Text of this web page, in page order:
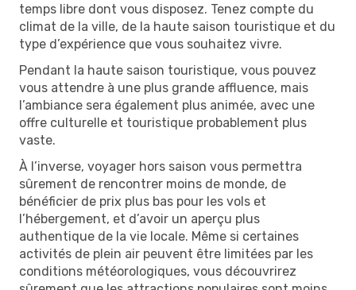
temps libre dont vous disposez. Tenez compte du
climat de la ville, de la haute saison touristique et du
type d’expérience que vous souhaitez vivre.
Pendant la haute saison touristique, vous pouvez
vous attendre à une plus grande affluence, mais
l’ambiance sera également plus animée, avec une
offre culturelle et touristique probablement plus
vaste.
À l’inverse, voyager hors saison vous permettra
sûrement de rencontrer moins de monde, de
bénéficier de prix plus bas pour les vols et
l’hébergement, et d’avoir un aperçu plus
authentique de la vie locale. Même si certaines
activités de plein air peuvent être limitées par les
conditions météorologiques, vous découvrirez